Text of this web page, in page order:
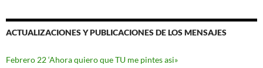
ACTUALIZACIONES Y PUBLICACIONES DE LOS MENSAJES
Febrero 22 ‘Ahora quiero que TU me pintes asi»